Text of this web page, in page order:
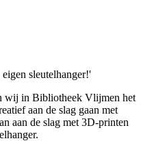
sleutelhanger!'
wij in Bibliotheek Vlijmen het
aan de slag gaan met
aan de slag met 3D-printen